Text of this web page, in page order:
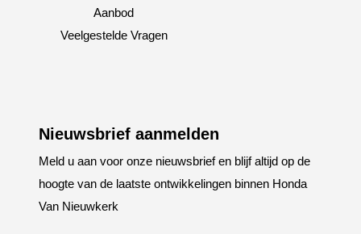
Aanbod
Veelgestelde Vragen
Nieuwsbrief aanmelden
Meld u aan voor onze nieuwsbrief en blijf altijd op de
hoogte van de laatste ontwikkelingen binnen Honda
Van Nieuwkerk